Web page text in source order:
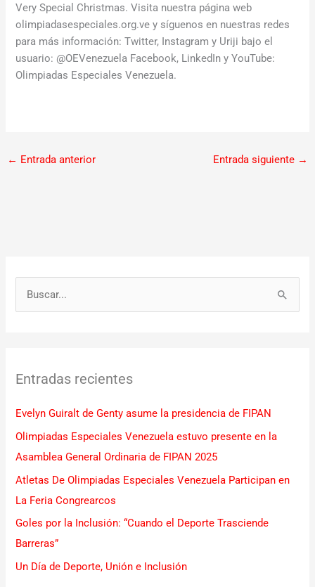
Very Special Christmas. Visita nuestra página web
olimpiadasespeciales.org.ve y síguenos en nuestras redes
para más información: Twitter, Instagram y Uriji bajo el
usuario: @OEVenezuela Facebook, LinkedIn y YouTube:
Olimpiadas Especiales Venezuela.
← Entrada anterior Entrada siguiente →
a
p
o
r
:
Entradas recientes
Evelyn Guiralt de Genty asume la presidencia de FIPAN
Olimpiadas Especiales Venezuela estuvo presente en la
Asamblea General Ordinaria de FIPAN 2025
Atletas De Olimpiadas Especiales Venezuela Participan en
La Feria Congrearcos
Goles por la Inclusión: “Cuando el Deporte Trasciende
Barreras”
Un Día de Deporte, Unión e Inclusión